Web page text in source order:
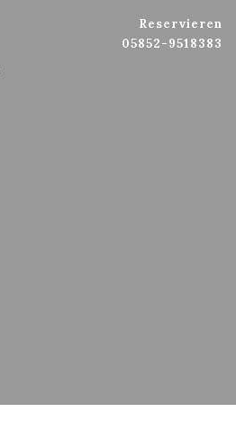
Reservieren
05852-9518383